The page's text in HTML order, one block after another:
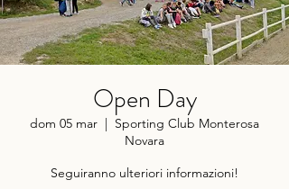
Open Day
dom 05 mar
  |
Sporting Club Monterosa
Novara
Seguiranno ulteriori informazioni!